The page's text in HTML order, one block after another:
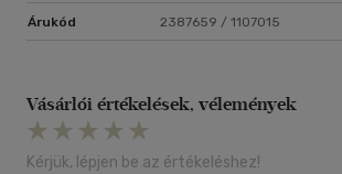
Árukód 2387659 / 1107015
Vásárlói értékelések, vélemények
Kérjük, lépjen be az értékeléshez!